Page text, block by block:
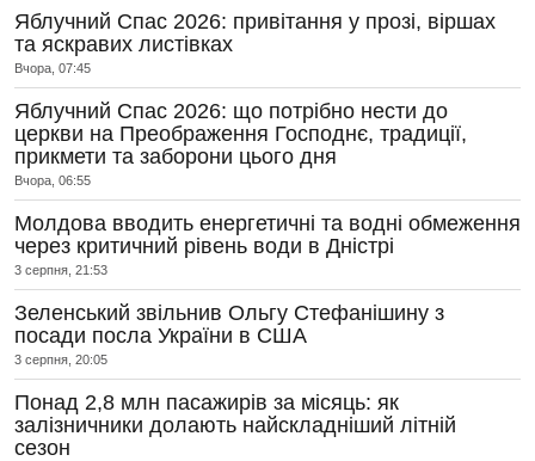
Яблучний Спас 2026: привітання у прозі, віршах
та яскравих листівках
Вчора, 07:45
Яблучний Спас 2026: що потрібно нести до
церкви на Преображення Господнє, традиції,
прикмети та заборони цього дня
Вчора, 06:55
Молдова вводить енергетичні та водні обмеження
через критичний рівень води в Дністрі
3 серпня, 21:53
Зеленський звільнив Ольгу Стефанішину з
посади посла України в США
3 серпня, 20:05
Понад 2,8 млн пасажирів за місяць: як
залізничники долають найскладніший літній
сезон